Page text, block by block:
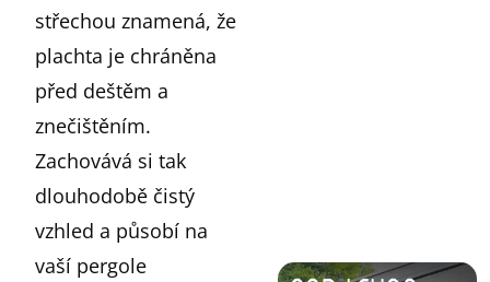
střechou znamená, že
plachta je chráněna
před deštěm a
znečištěním.
Zachovává si tak
dlouhodobě čistý
vzhled a působí na
vaší pergole